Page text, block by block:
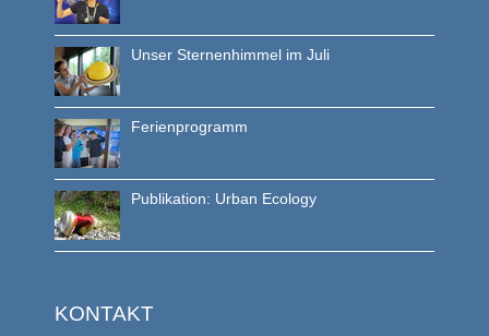
Unser Sternenhimmel im Juli
Ferienprogramm
Publikation: Urban Ecology
KONTAKT